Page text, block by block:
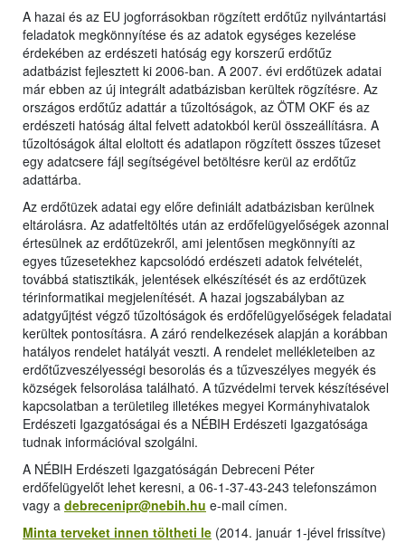
A hazai és az EU jogforrásokban rögzített erdőtűz nyilvántartási
feladatok megkönnyítése és az adatok egységes kezelése
érdekében az erdészeti hatóság egy korszerű erdőtűz
adatbázist fejlesztett ki 2006-ban. A 2007. évi erdőtüzek adatai
már ebben az új integrált adatbázisban kerültek rögzítésre. Az
országos erdőtűz adattár a tűzoltóságok, az ÖTM OKF és az
erdészeti hatóság által felvett adatokból kerül összeállításra. A
tűzoltóságok által eloltott és adatlapon rögzített összes tűzeset
egy adatcsere fájl segítségével betöltésre kerül az erdőtűz
adattárba.
Az erdőtüzek adatai egy előre definiált adatbázisban kerülnek
eltárolásra. Az adatfeltöltés után az erdőfelügyelőségek azonnal
értesülnek az erdőtüzekről, ami jelentősen megkönnyíti az
egyes tűzesetekhez kapcsolódó erdészeti adatok felvételét,
továbbá statisztikák, jelentések elkészítését és az erdőtüzek
térinformatikai megjelenítését. A hazai jogszabályban az
adatgyűjtést végző tűzoltóságok és erdőfelügyelőségek feladatai
kerültek pontosításra. A záró rendelkezések alapján a korábban
hatályos rendelet hatályát veszti. A rendelet mellékleteiben az
erdőtűzveszélyességi besorolás és a tűzveszélyes megyék és
községek felsorolása található. A tűzvédelmi tervek készítésével
kapcsolatban a területileg illetékes megyei Kormányhivatalok
Erdészeti Igazgatóságai és a NÉBIH Erdészeti Igazgatósága
tudnak információval szolgálni.
A NÉBIH Erdészeti Igazgatóságán Debreceni Péter
erdőfelügyelőt lehet keresni, a 06-1-37-43-243 telefonszámon
vagy a debrecenipr@nebih.hu e-mail címen.
Minta terveket innen töltheti le (2014. január 1-jével frissítve)